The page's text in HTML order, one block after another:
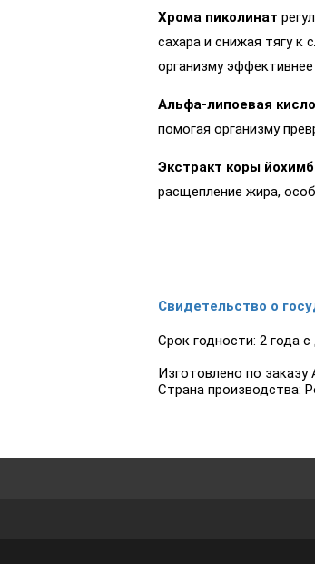
Хрома пиколинат
сахара и снижая тягу к
организму
Альфа-липоевая
помогая организму
Экстракт коры
расщепление жира,
Свидетельство о
Срок годности: 2 года
Изготовлено по заказу
Страна производства: